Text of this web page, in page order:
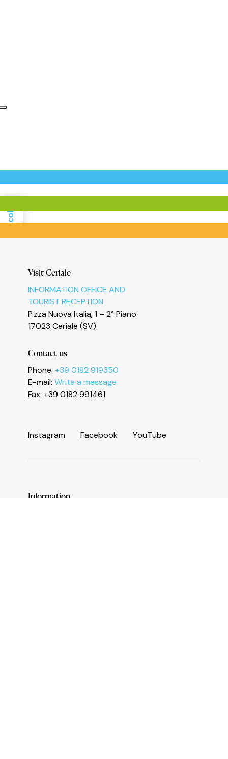
Visit Ceriale
INFORMATION OFFICE AND
TOURIST RECEPTION
P.zza Nuova Italia, 1 – 2° Piano
17023 Ceriale (SV)
Contact us
Phone: +39 0182 919350
E-mail: Write a message
Fax: +39 0182 991461
Instagram Facebook YouTube
Information
Informativa sulla raccolta